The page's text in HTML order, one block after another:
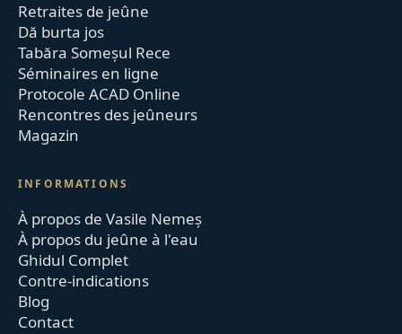
Retraites de jeûne
Dă burta jos
Tabăra Someșul Rece
Séminaires en ligne
Protocole ACAD Online
Rencontres des jeûneurs
Magazin
INFORMATIONS
À propos de Vasile Nemeș
À propos du jeûne à l'eau
Ghidul Complet
Contre-indications
Blog
Contact